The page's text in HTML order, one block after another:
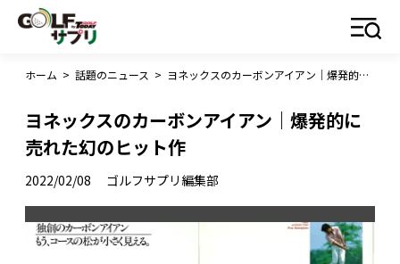
ホーム > 話題のニュース > ヨネックスのカーボンアイアン｜爆発的に売れた幻のヒット作
ヨネックスのカーボンアイアン｜爆発的に
売れた幻のヒット作
2022/02/08 ゴルフサプリ編集部